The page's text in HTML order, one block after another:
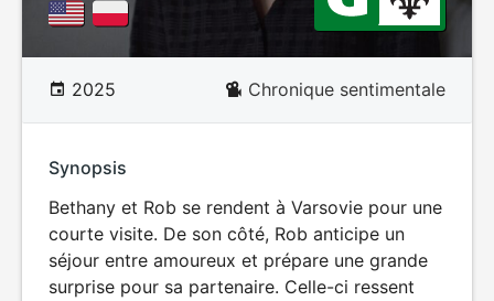
2025 Chronique sentimentale
Synopsis
Bethany et Rob se rendent à Varsovie pour une
courte visite. De son côté, Rob anticipe un
séjour entre amoureux et prépare une grande
surprise pour sa partenaire. Celle-ci ressent